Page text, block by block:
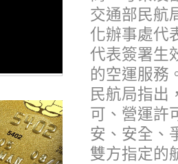
交通部民航
化辦事處代
代表簽署生
的空運服務
民航局指出
可、營運許
安、安全、
雙方指定的